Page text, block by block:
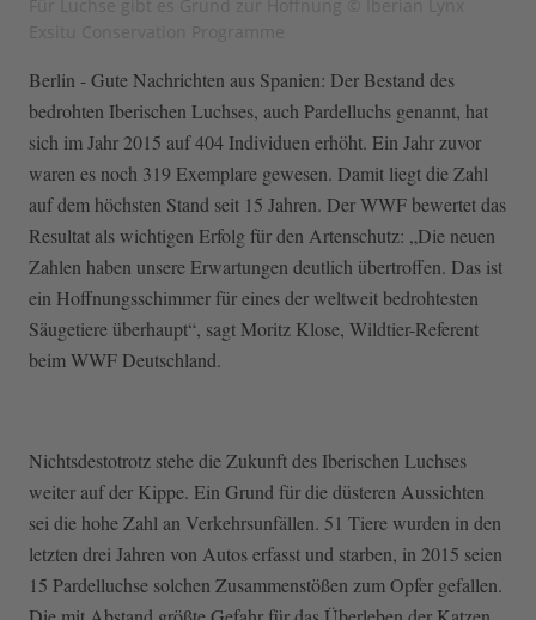
Berlin - Gute Nachrichten aus Spanien: Der Bestand des
bedrohten Iberischen Luchses, auch Pardelluchs genannt, hat
sich im Jahr 2015 auf 404 Individuen erhöht. Ein Jahr zuvor
waren es noch 319 Exemplare gewesen. Damit liegt die Zahl
auf dem höchsten Stand seit 15 Jahren. Der WWF bewertet das
Resultat als wichtigen Erfolg für den Artenschutz: „Die neuen
Zahlen haben unsere Erwartungen deutlich übertroffen. Das ist
ein Hoffnungsschimmer für eines der weltweit bedrohtesten
Säugetiere überhaupt“, sagt Moritz Klose, Wildtier-Referent
beim WWF Deutschland.
Nichtsdestotrotz stehe die Zukunft des Iberischen Luchses
weiter auf der Kippe. Ein Grund für die düsteren Aussichten
sei die hohe Zahl an Verkehrsunfällen. 51 Tiere wurden in den
letzten drei Jahren von Autos erfasst und starben, in 2015 seien
15 Pardelluchse solchen Zusammenstößen zum Opfer gefallen.